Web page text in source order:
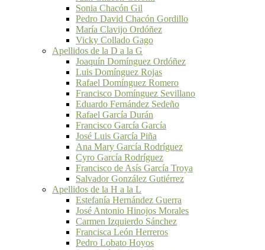
Sonia Chacón Gil
Pedro David Chacón Gordillo
María Clavijo Ordóñez
Vicky Collado Gago
Apellidos de la D a la G
Joaquín Domínguez Ordóñez
Luis Domínguez Rojas
Rafael Domínguez Romero
Francisco Domínguez Sevillano
Eduardo Fernández Sedeño
Rafael García Durán
Francisco García García
José Luis García Piña
Ana Mary García Rodríguez
Cyro García Rodríguez
Francisco de Asís García Troya
Salvador González Gutiérrez
Apellidos de la H a la L
Estefanía Hernández Guerra
José Antonio Hinojos Morales
Carmen Izquierdo Sánchez
Francisca León Herreros
Pedro Lobato Hoyos